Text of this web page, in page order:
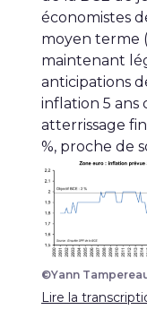
économistes
moyen terme
maintenant
anticipations
inflation 5 ans
atterrissage
%, proche de
©Yann
Lire la